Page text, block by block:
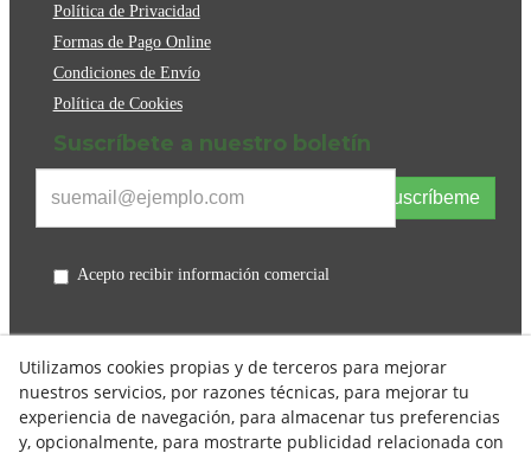
Política de Privacidad
Formas de Pago Online
Condiciones de Envío
Política de Cookies
Suscríbete a nuestro boletín
Suscríbeme
Acepto recibir información comercial
Utilizamos cookies propias y de terceros para mejorar
nuestros servicios, por razones técnicas, para mejorar tu
experiencia de navegación, para almacenar tus preferencias
y, opcionalmente, para mostrarte publicidad relacionada con